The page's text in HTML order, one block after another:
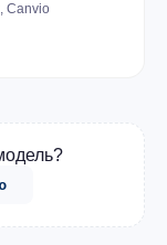
Canvio